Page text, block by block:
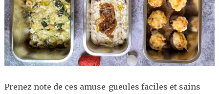
Prenez note de ces amuse-gueules faciles et sains